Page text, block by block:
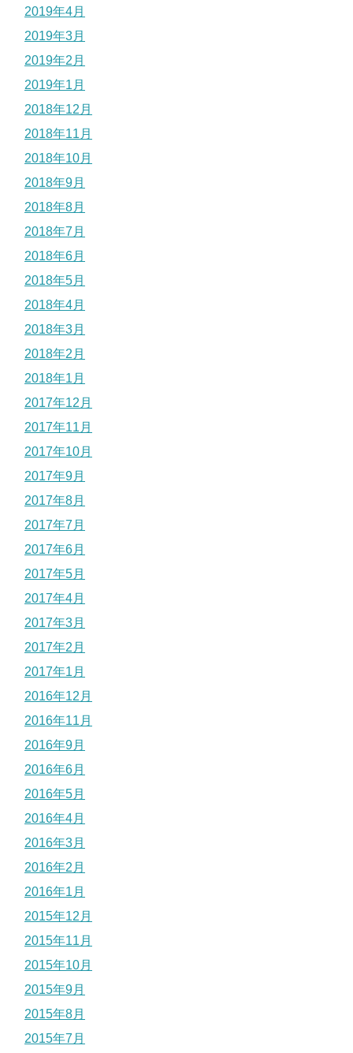
2019年4月
2019年3月
2019年2月
2019年1月
2018年12月
2018年11月
2018年10月
2018年9月
2018年8月
2018年7月
2018年6月
2018年5月
2018年4月
2018年3月
2018年2月
2018年1月
2017年12月
2017年11月
2017年10月
2017年9月
2017年8月
2017年7月
2017年6月
2017年5月
2017年4月
2017年3月
2017年2月
2017年1月
2016年12月
2016年11月
2016年9月
2016年6月
2016年5月
2016年4月
2016年3月
2016年2月
2016年1月
2015年12月
2015年11月
2015年10月
2015年9月
2015年8月
2015年7月